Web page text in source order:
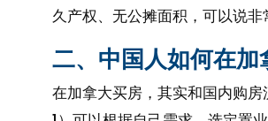
久产权、无公摊面积，可以说非
二、中国人如何在加
在加拿大买房，其实和国内购